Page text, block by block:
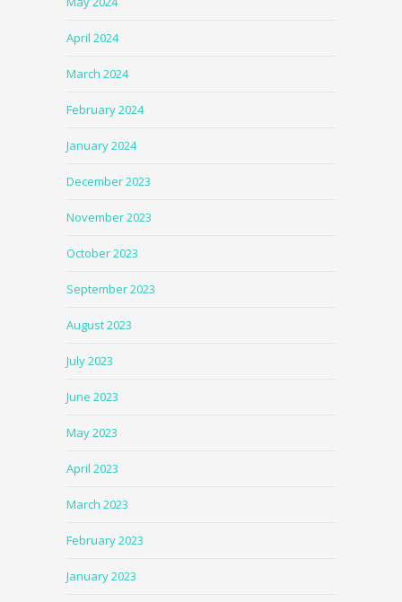
April 2024
March 2024
February 2024
January 2024
December 2023
November 2023
October 2023
September 2023
August 2023
July 2023
June 2023
May 2023
April 2023
March 2023
February 2023
January 2023